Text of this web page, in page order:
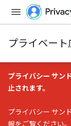
プライベート
プライバシー サン
止されます。
プライバシー サン
報をご覧ください。